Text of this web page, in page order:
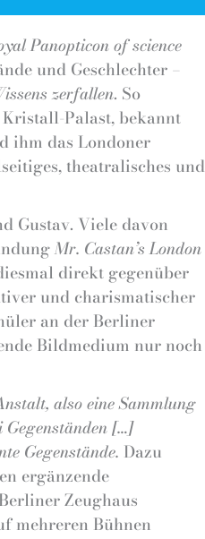
Panopticon of science
und Geschlechter –
zerfallen. So
Kristall-Palast, bekannt
ihm das Londoner
theatralisches und
Gustav. Viele davon
Mr. Castan’s London
direkt gegenüber
und charismatischer
an der Berliner
Bildmedium nur noch
also eine Sammlung
[…]
Gegenstände. Dazu
ergänzende
Zeughaus
mehreren Bühnen